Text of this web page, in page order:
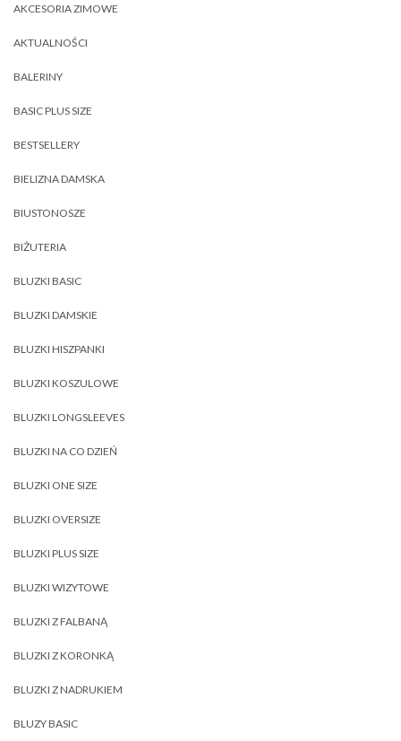
AKCESORIA ZIMOWE
AKTUALNOŚCI
BALERINY
BASIC PLUS SIZE
BESTSELLERY
BIELIZNA DAMSKA
BIUSTONOSZE
BIŻUTERIA
BLUZKI BASIC
BLUZKI DAMSKIE
BLUZKI HISZPANKI
BLUZKI KOSZULOWE
BLUZKI LONGSLEEVES
BLUZKI NA CO DZIEŃ
BLUZKI ONE SIZE
BLUZKI OVERSIZE
BLUZKI PLUS SIZE
BLUZKI WIZYTOWE
BLUZKI Z FALBANĄ
BLUZKI Z KORONKĄ
BLUZKI Z NADRUKIEM
BLUZY BASIC